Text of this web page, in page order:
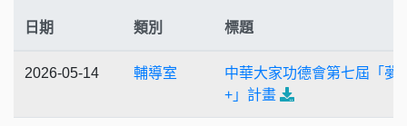
日期 類別 標題
2026-05-14 輔導室
中華大家功德會第七屆「夢
+」計畫